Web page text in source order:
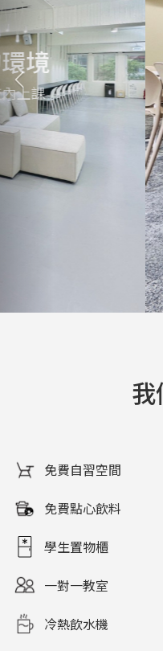
寬
最多十人
免費自習空間
免費點心飲料
學生置物櫃
一對一教室
冷熱飲水機